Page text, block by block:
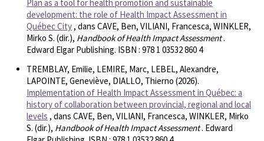
Plan as a tool for health promotion and sustainable
development: the role of Health Impact Assessment in
Québec City, dans CAVE, Ben, VILIANI, Francesca, WINKLER,
Mirko S. (dir.), Handbook of Health Impact Assessment.
Edward Elgar Publishing. ISBN : 978 1 03532 860 4
TREMBLAY, Emilie, LEMIRE, Marc, LEBEL, Alexandre,
LAPOINTE, Geneviève, DIALLO, Thierno (2026).
Implementation of Health Impact Assessment in Québec: a
history of collaboration between provincial, regional and local
levels , dans CAVE, Ben, VILIANI, Francesca, WINKLER, Mirko
S. (dir.), Handbook of Health Impact Assessment. Edward